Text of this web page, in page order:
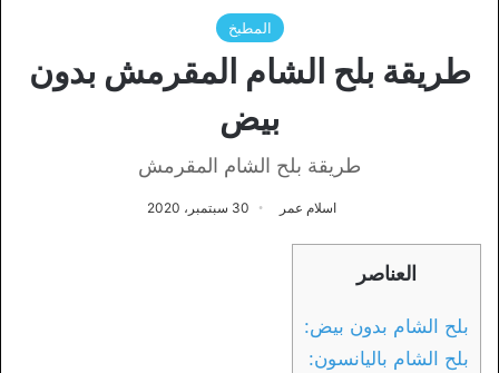
المطبخ
طريقة بلح الشام المقرمش بدون
بيض
طريقة بلح الشام المقرمش
اسلام عمر 30 سبتمبر، 2020
العناصر
بلح الشام بدون بيض:
بلح الشام باليانسون: